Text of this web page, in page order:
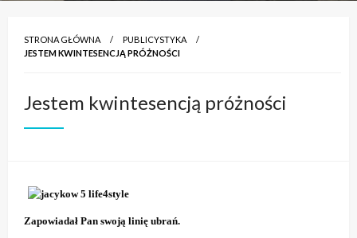
STRONA GŁÓWNA
PUBLICYSTYKA
JESTEM KWINTESENCJĄ PRÓŻNOŚCI
Jestem kwintesencją próżności
Zapowiadał Pan swoją linię ubrań.